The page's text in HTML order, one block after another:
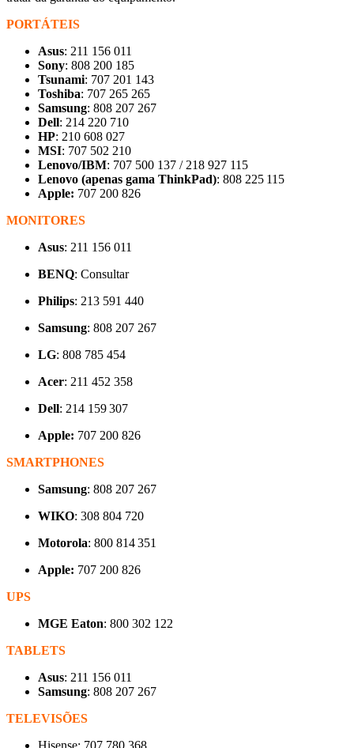
PORTÁTEIS
Asus: 211 156 011
Sony: 808 200 185
Tsunami: 707 201 143
Toshiba: 707 265 265
Samsung: 808 207 267
Dell: 214 220 710
HP: 210 608 027
MSI: 707 502 210
Lenovo/IBM: 707 500 137 / 218 927 115
Lenovo (apenas gama ThinkPad): 808 225 115
Apple: 707 200 826
MONITORES
Asus: 211 156 011
BENQ: Consultar
Philips: 213 591 440
Samsung: 808 207 267
LG: 808 785 454
Acer: 211 452 358
Dell: 214 159 307
Apple: 707 200 826
SMARTPHONES
Samsung: 808 207 267
WIKO: 308 804 720
Motorola: 800 814 351
Apple: 707 200 826
UPS
MGE Eaton: 800 302 122
TABLETS
Asus: 211 156 011
Samsung: 808 207 267
TELEVISÕES